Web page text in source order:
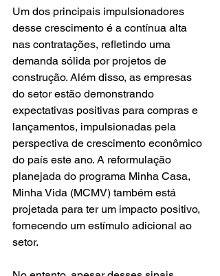
Um dos principais impulsionadores
desse crescimento é a contínua alta
nas contratações, refletindo uma
demanda sólida por projetos de
construção. Além disso, as empresas
do setor estão demonstrando
expectativas positivas para compras e
lançamentos, impulsionadas pela
perspectiva de crescimento econômico
do país este ano. A reformulação
planejada do programa Minha Casa,
Minha Vida (MCMV) também está
projetada para ter um impacto positivo,
fornecendo um estímulo adicional ao
setor.